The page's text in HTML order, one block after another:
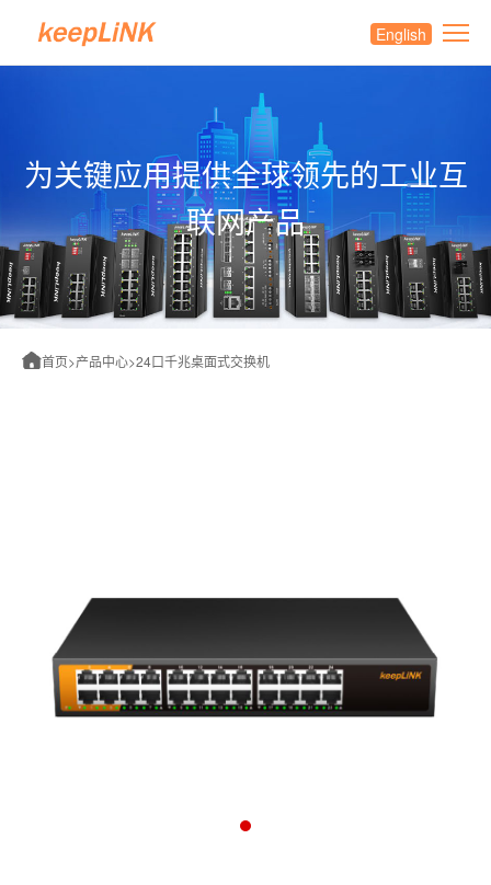
English
为关键应用提供全球领先的工业互
联网产品
首页>产品中心>24口千兆桌面式交换机